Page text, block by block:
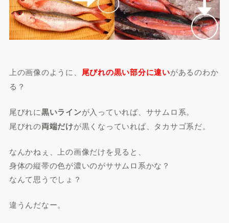
上の画像のように、 尾びれの黒い部分に違いがあるのわか
る？
尾びれに黒いラインが入っていれば、ササムロ系。
尾びれの両端だけが黒くなっていれば、タカサゴ系だ。
なんかねぇ、上の画像だけを見ると、
身体の縦帯の色が濃いのがササムロ系かな？
なんて思うでしょ？
違うんだなー。